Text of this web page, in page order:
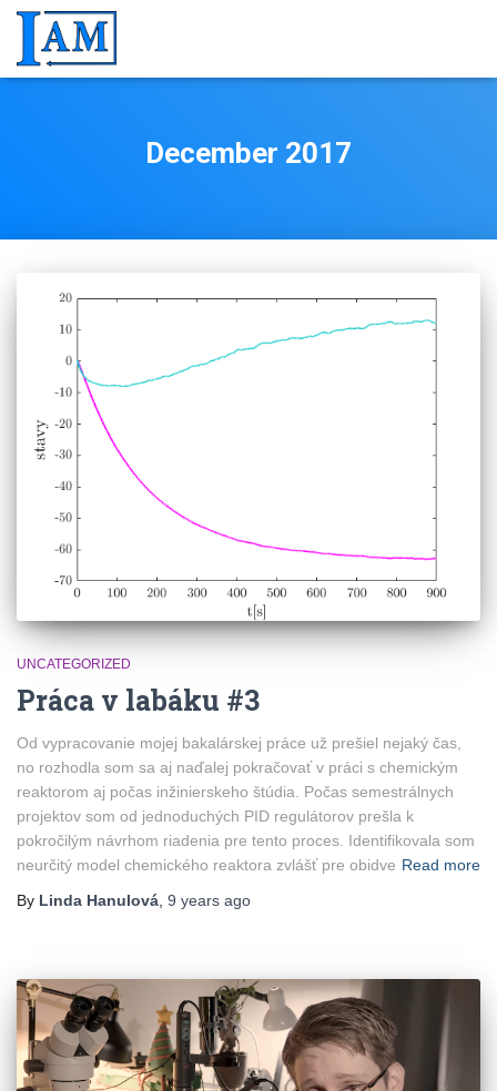
December 2017
UNCATEGORIZED
Práca v labáku #3
Od vypracovanie mojej bakalárskej práce už prešiel nejaký čas,
no rozhodla som sa aj naďalej pokračovať v práci s chemickým
reaktorom aj počas inžinierskeho štúdia. Počas semestrálnych
projektov som od jednoduchých PID regulátorov prešla k
pokročilým návrhom riadenia pre tento proces. Identifikovala som
neurčitý model chemického reaktora zvlášť pre obidve Read more
By Linda Hanulová 9 years ago